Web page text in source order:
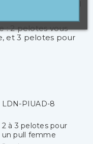
: 2 pelotes vous
et 3 pelotes pour
LDN-PIUAD-8
2 à 3 pelotes pour
un pull femme